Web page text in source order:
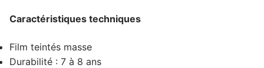
Caractéristiques techniques
Film teintés masse
Durabilité : 7 à 8 ans